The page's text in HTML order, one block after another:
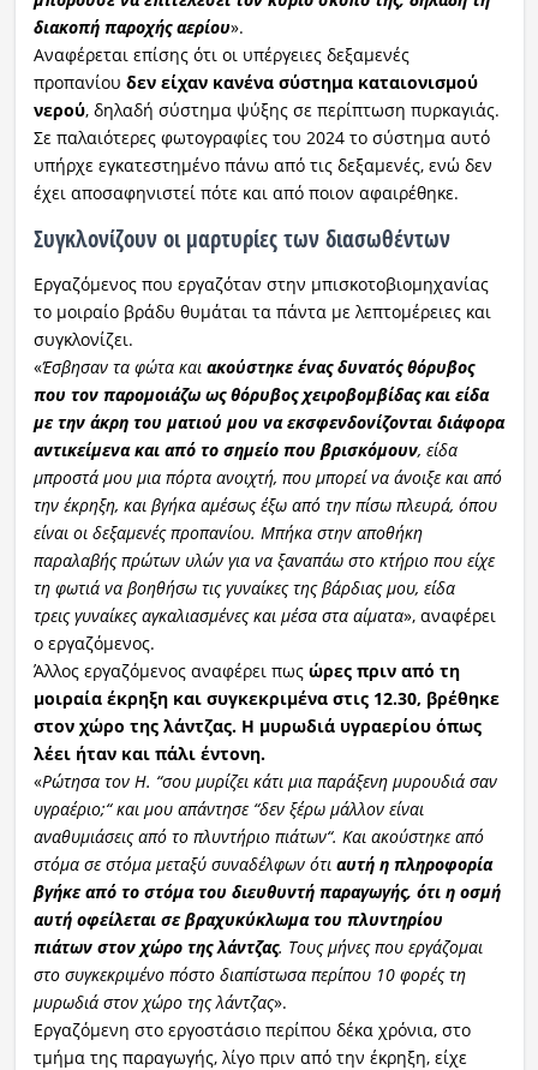
διακοπή παροχής αερίου».
Αναφέρεται επίσης ότι οι υπέργειες δεξαμενές
προπανίου δεν είχαν κανένα σύστημα καταιονισμού
νερού, δηλαδή σύστημα ψύξης σε περίπτωση πυρκαγιάς.
Σε παλαιότερες φωτογραφίες του 2024 το σύστημα αυτό
υπήρχε εγκατεστημένο πάνω από τις δεξαμενές, ενώ δεν
έχει αποσαφηνιστεί πότε και από ποιον αφαιρέθηκε.
Συγκλονίζουν οι μαρτυρίες των διασωθέντων
Εργαζόμενος που εργαζόταν στην μπισκοτοβιομηχανίας
το μοιραίο βράδυ θυμάται τα πάντα με λεπτομέρειες και
συγκλονίζει.
«Έσβησαν τα φώτα και ακούστηκε ένας δυνατός θόρυβος
που τον παρομοιάζω ως θόρυβος χειροβομβίδας και είδα
με την άκρη του ματιού μου να εκσφενδονίζονται διάφορα
αντικείμενα και από το σημείο που βρισκόμουν, είδα
μπροστά μου μια πόρτα ανοιχτή, που μπορεί να άνοιξε και από
την έκρηξη, και βγήκα αμέσως έξω από την πίσω πλευρά, όπου
είναι οι δεξαμενές προπανίου. Μπήκα στην αποθήκη
παραλαβής πρώτων υλών για να ξαναπάω στο κτήριο που είχε
τη φωτιά να βοηθήσω τις γυναίκες της βάρδιας μου, είδα
τρεις γυναίκες αγκαλιασμένες και μέσα στα αίματα», αναφέρει
ο εργαζόμενος.
Άλλος εργαζόμενος αναφέρει πως ώρες πριν από τη
μοιραία έκρηξη και συγκεκριμένα στις 12.30, βρέθηκε
στον χώρο της λάντζας. Η μυρωδιά υγραερίου όπως
λέει ήταν και πάλι έντονη.
«Ρώτησα τον Η. “σου μυρίζει κάτι μια παράξενη μυρουδιά σαν
υγραέριο;“ και μου απάντησε “δεν ξέρω μάλλον είναι
αναθυμιάσεις από το πλυντήριο πιάτων“. Και ακούστηκε από
στόμα σε στόμα μεταξύ συναδέλφων ότι αυτή η πληροφορία
βγήκε από το στόμα του διευθυντή παραγωγής, ότι η οσμή
αυτή οφείλεται σε βραχυκύκλωμα του πλυντηρίου
πιάτων στον χώρο της λάντζας. Τους μήνες που εργάζομαι
στο συγκεκριμένο πόστο διαπίστωσα περίπου 10 φορές τη
μυρωδιά στον χώρο της λάντζας».
Εργαζόμενη στο εργοστάσιο περίπου δέκα χρόνια, στο
τμήμα της παραγωγής, λίγο πριν από την έκρηξη, είχε